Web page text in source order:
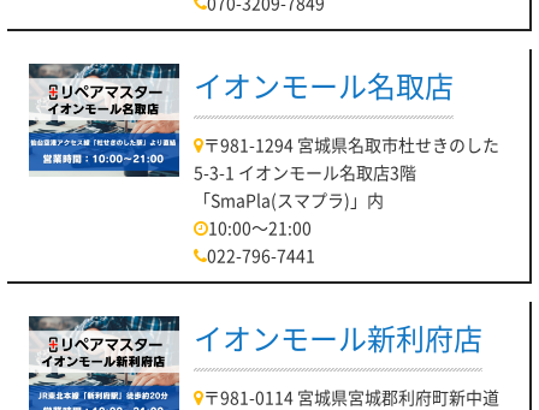
イオンモール名取店
〒981-1294 宮城県名取市杜せきのした
5-3-1 イオンモール名取店3階
「SmaPla(スマプラ)」内
10:00～21:00
022-796-7441
イオンモール新利府店
〒981-0114 宮城県宮城郡利府町新中道